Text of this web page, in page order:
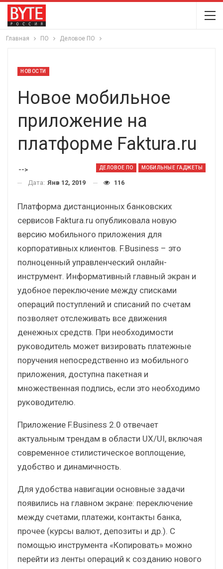
Главная ПО Деловое ПО
НОВОСТИ
Новое мобильное
приложение на
платформе Faktura.ru
ДЕЛОВОЕ ПО МОБИЛЬНЫЕ ГАДЖЕТЫ
-->
Дата: Янв 12, 2019 116
Платформа дистанционных банковских
сервисов Faktura.ru опубликовала новую
версию мобильного приложения для
корпоративных клиентов. F.Business – это
полноценный управленческий онлайн-
инструмент. Информативный главный экран и
удобное переключение между списками
операций поступлений и списаний по счетам
позволяет отслеживать все движения
денежных средств. При необходимости
руководитель может визировать платежные
поручения непосредственно из мобильного
приложения, доступна пакетная и
множественная подпись, если это необходимо
руководителю.
Приложение F.Business 2.0 отвечает
актуальным трендам в области UX/UI, включая
современное стилистическое воплощение,
удобство и динамичность.
Для удобства навигации основные задачи
появились на главном экране: переключение
между счетами, платежи, контакты банка,
прочее (курсы валют, депозиты и др.). С
помощью инструмента «Копировать» можно
перейти из ленты операций к созданию нового